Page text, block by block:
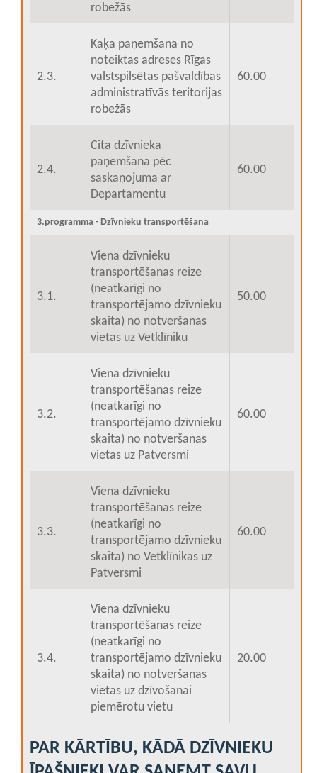
robežās
2.3.
Kaķa paņemšana no
noteiktas adreses Rīgas
valstspilsētas pašvaldības
administratīvās teritorijas
robežās
60.00
2.4.
Cita dzīvnieka
paņemšana pēc
saskaņojuma ar
Departamentu
60.00
3.programma - Dzīvnieku transportēšana
3.1.
Viena dzīvnieku
transportēšanas reize
(neatkarīgi no
transportējamo dzīvnieku
skaita) no notveršanas
vietas uz Vetklīniku
50.00
3.2.
Viena dzīvnieku
transportēšanas reize
(neatkarīgi no
transportējamo dzīvnieku
skaita) no notveršanas
vietas uz Patversmi
60.00
3.3.
Viena dzīvnieku
transportēšanas reize
(neatkarīgi no
transportējamo dzīvnieku
skaita) no Vetklīnikas uz
Patversmi
60.00
3.4.
Viena dzīvnieku
transportēšanas reize
(neatkarīgi no
transportējamo dzīvnieku
skaita) no notveršanas
vietas uz dzīvošanai
piemērotu vietu
20.00
PAR KĀRTĪBU, KĀDĀ DZĪVNIEKU